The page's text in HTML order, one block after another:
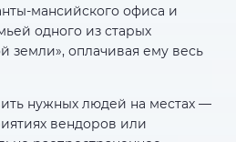
мансийского офиса и
одного из старых
земли», оплачивая ему весь
нужных людей на местах —
вендоров или